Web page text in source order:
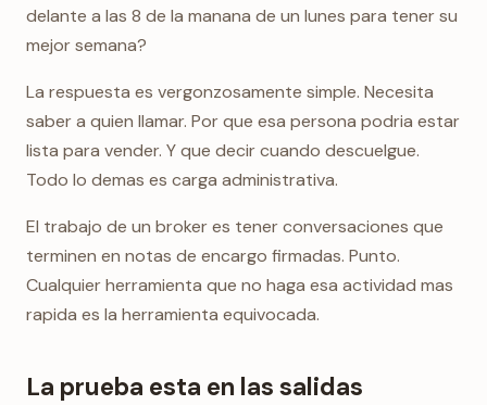
delante a las 8 de la manana de un lunes para tener su
mejor semana?
La respuesta es vergonzosamente simple. Necesita
saber a quien llamar. Por que esa persona podria estar
lista para vender. Y que decir cuando descuelgue.
Todo lo demas es carga administrativa.
El trabajo de un broker es tener conversaciones que
terminen en notas de encargo firmadas. Punto.
Cualquier herramienta que no haga esa actividad mas
rapida es la herramienta equivocada.
La prueba esta en las salidas